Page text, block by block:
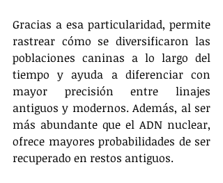
Gracias a esa particularidad, permite
rastrear cómo se diversificaron las
poblaciones caninas a lo largo del
tiempo y ayuda a diferenciar con
mayor precisión entre linajes
antiguos y modernos. Además, al ser
más abundante que el ADN nuclear,
ofrece mayores probabilidades de ser
recuperado en restos antiguos.